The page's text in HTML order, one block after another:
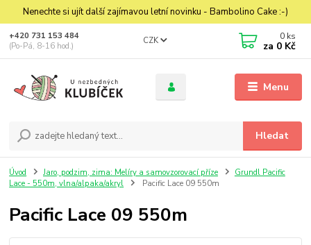
Nenechte si ujít další zajímavou letní novinku - Bambolino Cake :-)
Menu
CZK
Hledat
+420 731 153 484
(Po-Pá, 8-16 hod.)
0 ks
za 0 Kč
Úvod Jaro, podzim, zima: Melíry a samovzorovací příze
Grundl Pacific
Lace - 550m, vlna/alpaka/akryl
Pacific Lace 09 550m
Pacific Lace 09 550m